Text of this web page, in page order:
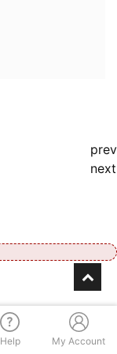
prev
next
Help My Account